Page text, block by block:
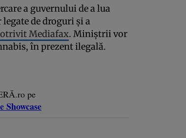
a guvernului de a lua
de droguri și a
Mediafax. Miniștrii vor
în prezent ilegală.
pe
Showcase